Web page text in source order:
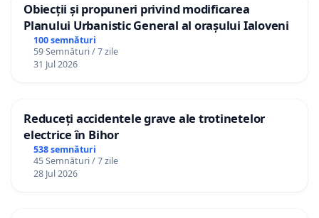
Obiecții și propuneri privind modificarea
Planului Urbanistic General al orașului Ialoveni
100 semnături
59 Semnături / 7 zile
31 Jul 2026
Reduceți accidentele grave ale trotinetelor
electrice în Bihor
538 semnături
45 Semnături / 7 zile
28 Jul 2026